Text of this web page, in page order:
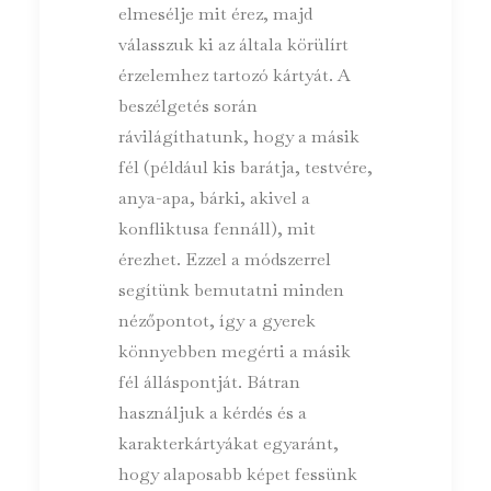
elmesélje mit érez, majd
válasszuk ki az általa körülírt
érzelemhez tartozó kártyát. A
beszélgetés során
rávilágíthatunk, hogy a másik
fél (például kis barátja, testvére,
anya-apa, bárki, akivel a
konfliktusa fennáll), mit
érezhet. Ezzel a módszerrel
segítünk bemutatni minden
nézőpontot, így a gyerek
könnyebben megérti a másik
fél álláspontját. Bátran
használjuk a kérdés és a
karakterkártyákat egyaránt,
hogy alaposabb képet fessünk